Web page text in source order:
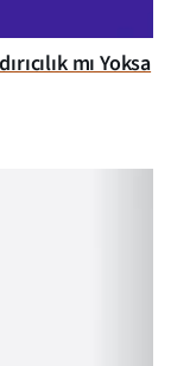
mı Yoksa